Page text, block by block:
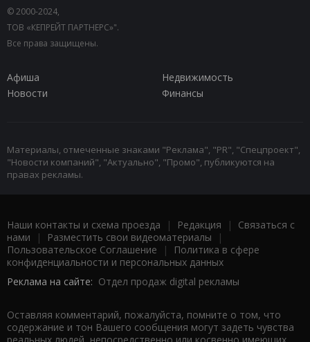
© 2000-2024,
ТОВ «КЕПРЕЙТ ПАРТНЕРС»".
Все права защищены.
Афиша
Недвижимость
Новости
Финансы
Материалы, отмеченные знаками "Реклама", "PR", "Спецпроект",
"Новости компаний", "Актуально", "Промо", публикуются на
правах рекламы.
Наши контакты и схема проезда | Редакция | Связаться с
нами | Разместить свои видеоматериалы |
Пользовательское Соглашение |
Политика в сфере
конфиденциальности и персональных данных
Реклама на сайте: Отдел продаж digital рекламы
Оставляя комментарий, пожалуйста, помните о том, что
содержание и тон Вашего сообщения могут задеть чувства